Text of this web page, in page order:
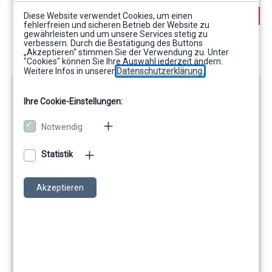
Skip to main content
Toggle search input
allgemeinen IT Sicherheitsfragen.
Diese Website verwendet Cookies, um einen
fehlerfreien und sicheren Betrieb der Website zu
gewährleisten und um unsere Services stetig zu
verbessern. Durch die Bestätigung des Buttons
„Akzeptieren“ stimmen Sie der Verwendung zu. Unter
"Cookies" können Sie Ihre Auswahl jederzeit ändern.
Weitere Infos in unserer Datenschutzerklärung.
Ihre Cookie-Einstellungen:
Notwendig
Statistik
Akzeptieren